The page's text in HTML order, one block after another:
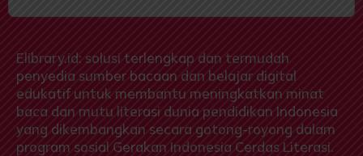
Elibrary.id: solusi terlengkap dan termudah
penyedia sumber bacaan dan belajar digital
edukatif untuk membantu meningkatkan minat
baca dan mutu literasi dunia pendidikan Indonesia
yang dikembangkan secara gotong-royong dalam
program sosial Gerakan Indonesia Cerdas Literasi.